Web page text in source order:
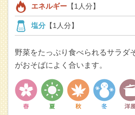
エネルギー【1人分】
塩分【1人分】
野菜をたっぷり食べられるサラダ
がおそばによく合います。